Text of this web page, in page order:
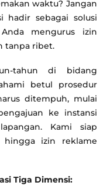
waktu? Jangan
hadir sebagai solusi
mengurus izin
tanpa ribet.
tahun di bidang
betul prosedur
ditempuh, mulai
ke instansi
Kami siap
izin reklame
Tiga Dimensi: